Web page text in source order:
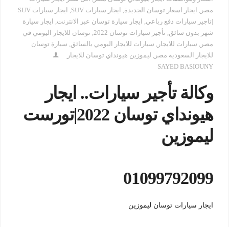
مصر
ايجار اسعار توسان الجديدة ايجار سيارات SUV
ايجار سيارات SUV
|تاجير سيارات دفع رباعي
ايجار سيارة توسان عبر الانترنت
ايجار سيارة
شهر بدون سائق تأجير سيارات توسان 2022
توسان للايجار اليومي في
مصر
سيارات للايجار سيارات للايجار اليومي بالسائق سيارة توسان
للايجار السعودية مصر
ليموزين هيونداي توسان للايجار
SAYED BASIOUNY
وكالة تأجير سيارات.. ايجار
هيونداي توسان 2022|تورست
ليموزين
01099792099
ايجار سيارات توسان ليموزين